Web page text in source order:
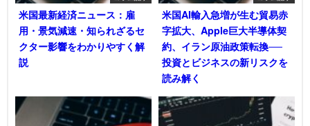
米国最新経済ニュース：雇
用・景気減速・知られざるセ
クター影響をわかりやすく解
説
米国AI輸入急増が生む貿易赤
字拡大、Apple巨大半導体契
約、イラン原油政策転換──
投資とビジネスの新リスクを
読み解く